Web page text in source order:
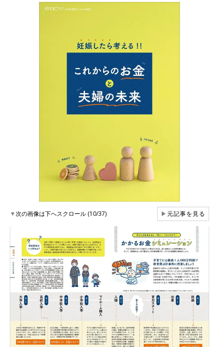
▼次の画像は下へスクロール (10/37) ▶元記事を見る